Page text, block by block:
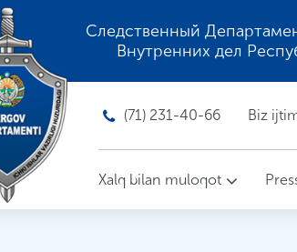
Следственный
Внутренних дел
(71) 231-40-66 Biz
Xalq bilan muloqot